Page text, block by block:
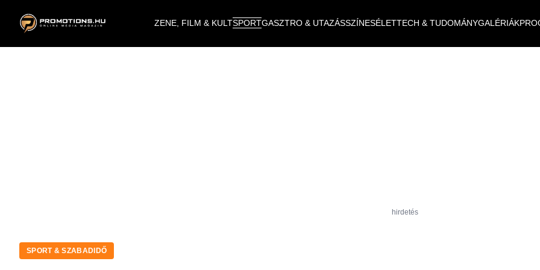
ZENE, FILM & KULTSPORTGASZTRO & UTAZÁSSZÍNESÉLETTECH & TUDOMÁNYGALÉRIÁK
hirdetés
SPORT & SZABADIDŐ